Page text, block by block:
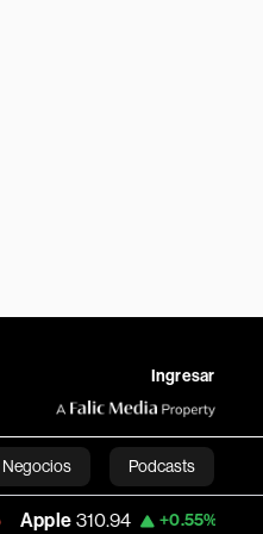
Ingresar
Negocios Podcasts
+0.55% USD COP 3,175.95